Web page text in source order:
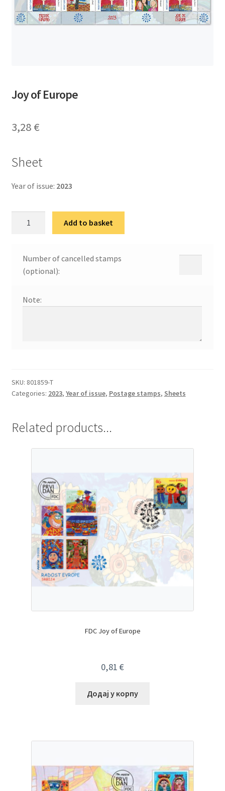
Joy of Europe
3,28 €
Sheet
Year of issue: 2023
Add to basket
Number of cancelled stamps
(optional):
Note:
SKU: 801859-Т
Categories: 2023, Year of issue, Postage stamps, Sheets
Related products...
FDC Joy of Europe
0,81 €
Додај у корпу